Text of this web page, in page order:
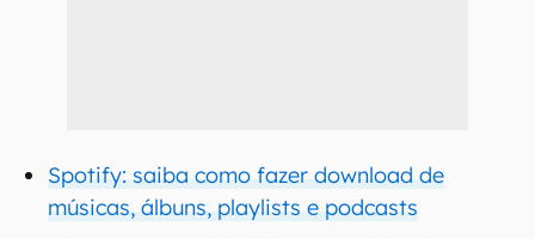
Spotify: saiba como fazer download de
músicas, álbuns, playlists e podcasts